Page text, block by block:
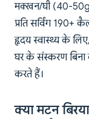
मक्खन/घी (40-
प्रति सर्विंग 190+
हृदय स्वास्थ्य के
घर के संस्करण बिना
करते हैं।
क्या मटन